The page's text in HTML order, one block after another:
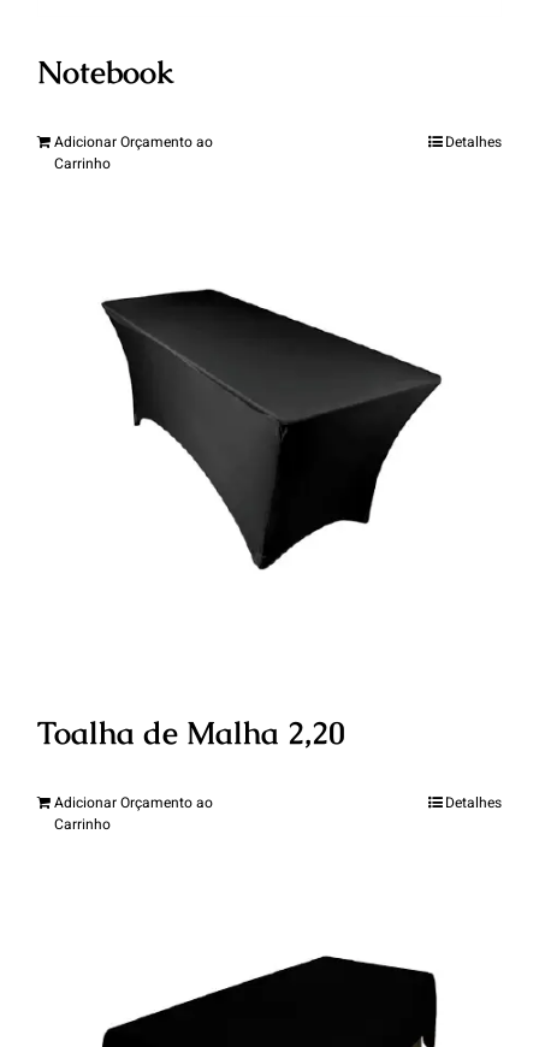
Notebook
Adicionar Orçamento ao
Carrinho
Detalhes
Toalha de Malha 2,20
Adicionar Orçamento ao
Carrinho
Detalhes